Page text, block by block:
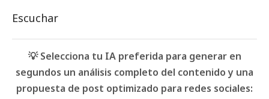
Escuchar
💡 Selecciona tu IA preferida para generar en
segundos un análisis completo del contenido y una
propuesta de post optimizado para redes sociales: